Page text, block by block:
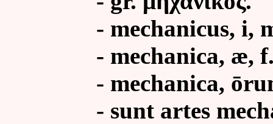
- mechanicus, i, m.
- mechanica, æ, f. :
- mechanica,
- sunt artes